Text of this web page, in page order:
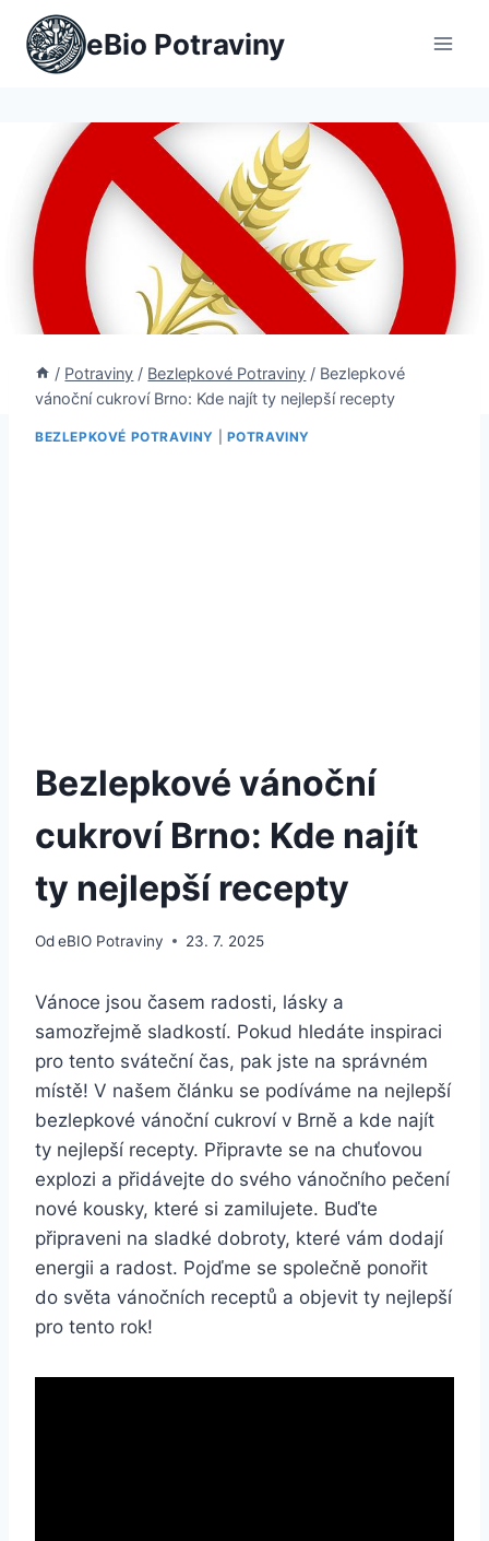
Přeskočit
obsah
eBio Potraviny
/ Potraviny / Bezlepkové Potraviny / Bezlepkové
vánoční cukroví Brno: Kde najít ty nejlepší recepty
BEZLEPKOVÉ POTRAVINY POTRAVINY
Bezlepkové vánoční
cukroví Brno: Kde najít
ty nejlepší recepty
OdeBIO Potraviny 23. 7. 2025
Vánoce jsou časem radosti, lásky a
samozřejmě sladkostí. Pokud hledáte inspiraci
pro tento sváteční čas, pak jste na správném
místě! V našem článku se podíváme na nejlepší
bezlepkové vánoční cukroví v Brně a kde najít
ty nejlepší recepty. Připravte se na chuťovou
explozi a přidávejte do svého vánočního pečení
nové kousky, které si zamilujete. Buďte
připraveni na sladké dobroty, které vám dodají
energii a radost. Pojďme se společně ponořit
do světa vánočních receptů a objevit ty nejlepší
pro tento rok!